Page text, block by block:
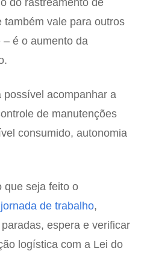
do rastreamento de
também vale para outros
é o aumento da
possível acompanhar a
de manutenções
consumido, autonomia
que seja feito o
jornada de trabalho,
espera e verificar
logística com a Lei do